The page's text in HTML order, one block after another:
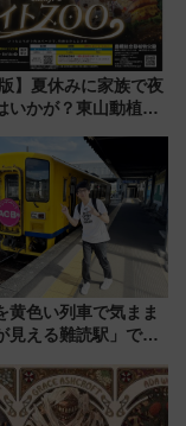
】夏休みに家族で夜
いかが？東山動植物
情報
黄色い列車で気まま
見える難読駅」で幸
ひとり旅」279回目
島原鉄道」